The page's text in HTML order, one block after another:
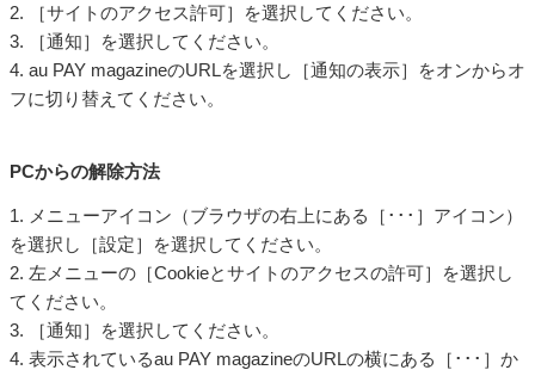
2. ［サイトのアクセス許可］を選択してください。
3. ［通知］を選択してください。
4. au PAY magazineのURLを選択し［通知の表示］をオンからオ
フに切り替えてください。
PCからの解除方法
1. メニューアイコン（ブラウザの右上にある［･･･］アイコン）
を選択し［設定］を選択してください。
2. 左メニューの［Cookieとサイトのアクセスの許可］を選択し
てください。
3. ［通知］を選択してください。
4. 表示されているau PAY magazineのURLの横にある［･･･］か